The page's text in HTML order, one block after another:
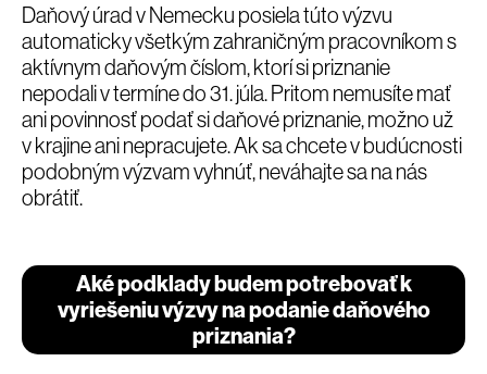
Daňový úrad v Nemecku posiela túto výzvu
automaticky všetkým zahraničným pracovníkom s
aktívnym daňovým číslom, ktorí si priznanie
nepodali v termíne do 31. júla. Pritom nemusíte mať
ani povinnosť podať si daňové priznanie, možno už
v krajine ani nepracujete. Ak sa chcete v budúcnosti
podobným výzvam vyhnúť, neváhajte sa na nás
obrátiť.
Aké podklady budem potrebovať k
vyriešeniu výzvy na podanie daňového
priznania?